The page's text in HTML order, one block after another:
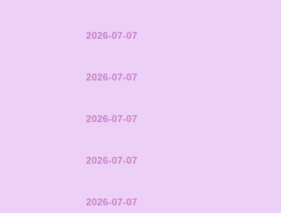
2026-07-07
2026-07-07
2026-07-07
2026-07-07
2026-07-07